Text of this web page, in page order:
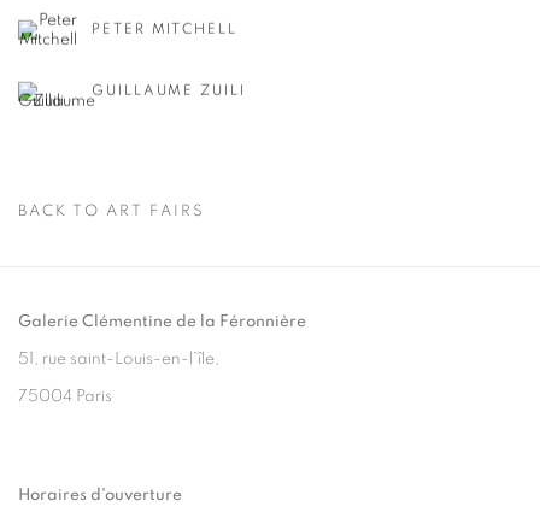
PETER MITCHELL
GUILLAUME ZUILI
BACK TO ART FAIRS
Galerie Clémentine de la Féronnière
51, rue saint-Louis-en-l’île,
75004 Paris
Horaires d'ouverture